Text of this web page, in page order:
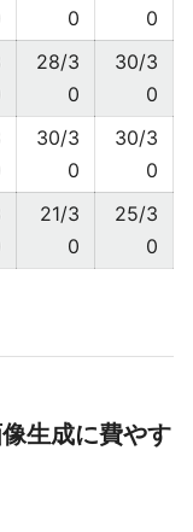
0
0
28/3
0
30/3
0
30/3
0
30/3
0
21/3
0
25/3
0
生成に費やす